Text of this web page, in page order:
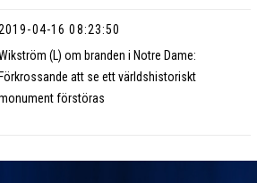
04-16 08:23:50
(L) om branden i Notre Dame:
Förkrossande att se ett världshistoriskt
förstöras